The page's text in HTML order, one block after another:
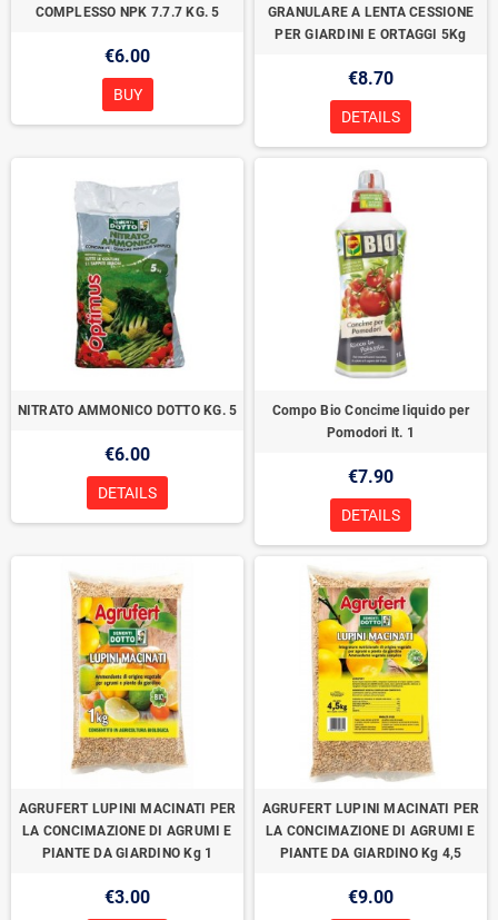
COMPLESSO NPK 7.7.7 KG. 5
€6.00
BUY
GRANULARE A LENTA CESSIONE
PER GIARDINI E ORTAGGI 5Kg
€8.70
DETAILS
NITRATO AMMONICO DOTTO KG. 5
€6.00
DETAILS
Compo Bio Concime liquido per
Pomodori lt. 1
€7.90
DETAILS
AGRUFERT LUPINI MACINATI PER
LA CONCIMAZIONE DI AGRUMI E
PIANTE DA GIARDINO Kg 1
€3.00
AGRUFERT LUPINI MACINATI PER
LA CONCIMAZIONE DI AGRUMI E
PIANTE DA GIARDINO Kg 4,5
€9.00